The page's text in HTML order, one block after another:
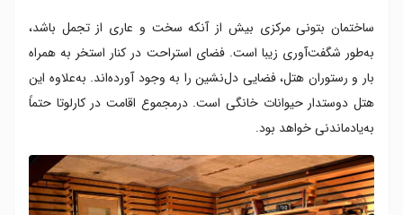
ساختمان بتونی مرکزی بیش از آنکه سخت و عاری از تجمل باشد،
به‌طور شگفت‌آوری زیبا است. فضای استراحت در کنار استخر به همراه
بار و رستوران هتل، فضایی دل‌نشین را به وجود آورده‌اند. به‌علاوه این
هتل دوستدار حیوانات خانگی است. درمجموع اقامت در کارلوتا حتماً
به‌یادماندنی خواهد بود.